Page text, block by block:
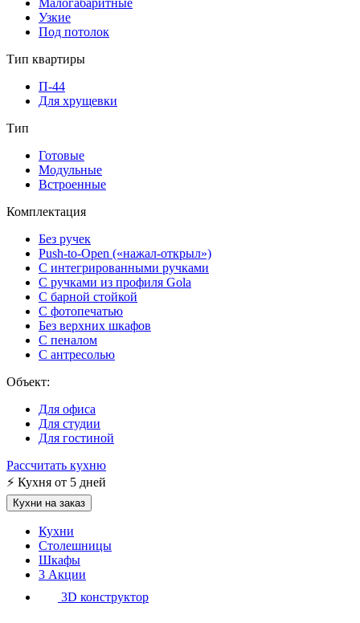
Малогабаритные
Узкие
Под потолок
Тип квартиры
П-44
Для хрущевки
Тип
Готовые
Модульные
Встроенные
Комплектация
Без ручек
Push-to-Open («нажал-открыл»)
С интегрированными ручками
С ручками из профиля Gola
С барной стойкой
С фотопечатью
Без верхних шкафов
С пеналом
С антресолью
Объект:
Для офиса
Для студии
Для гостиной
Рассчитать кухню
⚡ Кухня от 5 дней
Кухни на заказ
Кухни
Столешницы
Шкафы
3 Акции
3D конструктор